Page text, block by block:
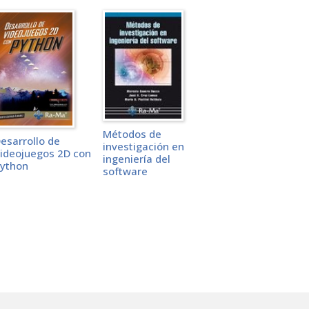
de
2D con
Métodos de
investigación en
ingeniería del
software